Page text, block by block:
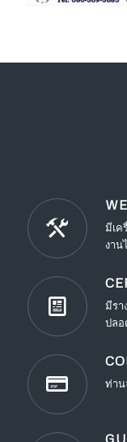
มีเค
งา
มีรา
ปล
ท่า